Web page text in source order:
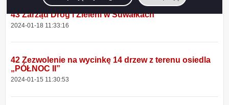
43 Zarząd Dróg i Zieleni w Suwałkach
2024-01-18 11:33:16
42 Zezwolenie na wycinkę 14 drzew z terenu osiedla
„PÓŁNOC II”
2024-01-15 11:30:53